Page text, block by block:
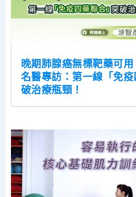
晚期肺腺癌無標靶藥可
名醫專訪：第一線「免
破治療瓶頸！